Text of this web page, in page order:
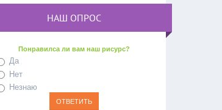
НАШ ОПРОС
Понравилса ли вам наш рисурс?
Да
Нет
Незнаю